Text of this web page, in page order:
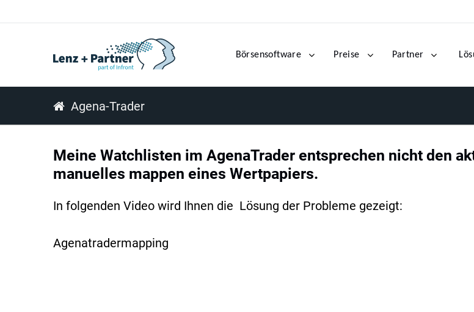
Börsensoftware Preise Partner
Agena-Trader
Meine Watchlisten im AgenaTrader entsprechen nicht den
manuelles mappen eines Wertpapiers.
In folgenden Video wird Ihnen die Lösung der Probleme gezeigt:
Agenatradermapping